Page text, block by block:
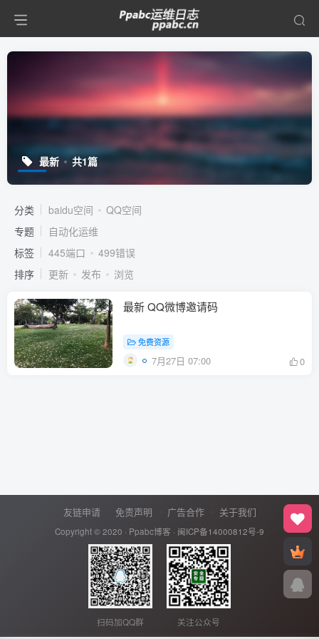
最新 共1篇
分类 baidu空间
QQ空间
专题
自动化运维
标签
445端口
499错误
排序
更新 发布 浏览
最新 QQ微博邀请码
免费资源
7月27日 07:00 0
友链申请 免责声明 广告合作 关于我们
Copyright © 2020 · Ppabc博客 · 闽ICP备14000812号-9
扫码加QQ群 关注公众号